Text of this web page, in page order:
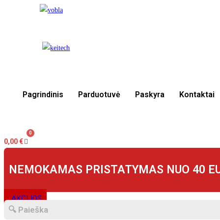
Pagrindinis Parduotuvė Paskyra Kontaktai
0,00€
NEMOKAMAS PRISTATYMAS NUO 40
AKCIJOS